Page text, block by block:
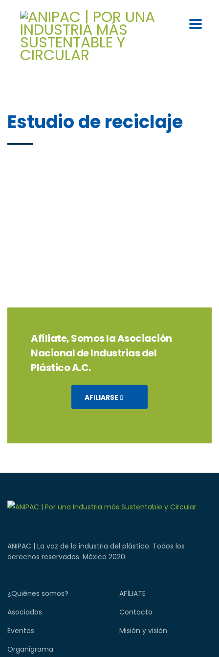
Estudio de reciclaje
Afíliate, Somos la Asociación
Nacional de Industrias del
Plástico A.C.
AFILIARSE
ANIPAC | La voz de la industria del plástico. Todos los
derechos reservados. México 2020.
¿Quiénes somos?
AFÍLIATE
Asociados
Contacto
Eventos
Misión y visión
Organigrama